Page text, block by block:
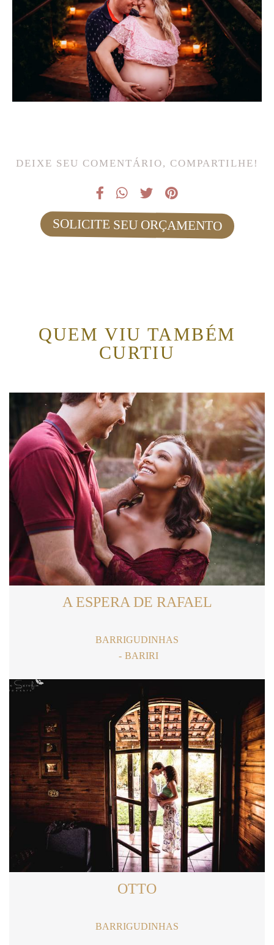
DEIXE SEU COMENTÁRIO, COMPARTILHE!
SOLICITE SEU ORÇAMENTO
QUEM VIU TAMBÉM
CURTIU
A ESPERA DE RAFAEL
BARRIGUDINHAS
BARIRI
OTTO
BARRIGUDINHAS